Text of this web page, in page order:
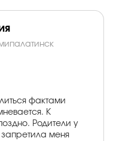
фактами
К
Родители у
меня